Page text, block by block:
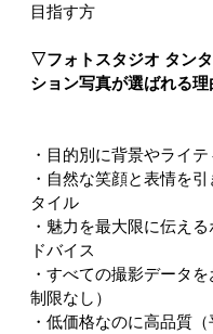
目指す方
▽フォトスタジオ タン
ション写真が選ばれる理
・目的別に背景やライ
・自然な笑顔と表情を
タイル
・魅力を最大限に伝え
ドバイス
・すべての撮影データ
制限なし）
・低価格なのに高品質